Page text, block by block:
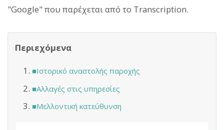
"Google" που παρέχεται από το Transcription.
Περιεχόμενα
■Ιστορικό αναστολής παροχής
■Αλλαγές στις υπηρεσίες
■Μελλοντική κατεύθυνση